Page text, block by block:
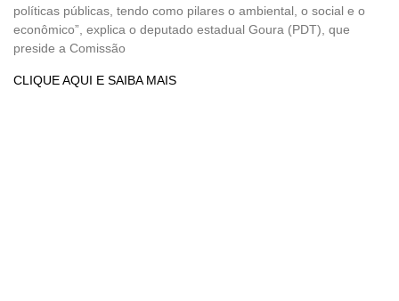
políticas públicas, tendo como pilares o ambiental, o social e o
econômico”, explica o deputado estadual Goura (PDT), que
preside a Comissão
CLIQUE AQUI E SAIBA MAIS